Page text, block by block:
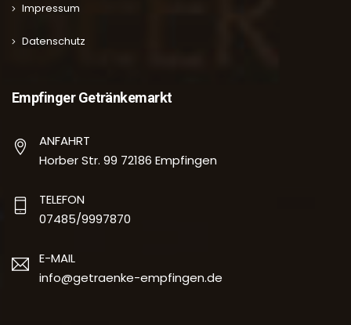
Impressum
Datenschutz
Empfinger Getränkemarkt
ANFAHRT
Horber Str. 99 72186 Empfingen
TELEFON
07485/9997870
E-MAIL
info@getraenke-empfingen.de